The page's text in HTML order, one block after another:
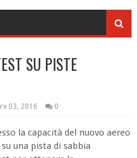
SU PISTE
03, 2016 0
la capacità del nuovo aereo
una pista di sabbia